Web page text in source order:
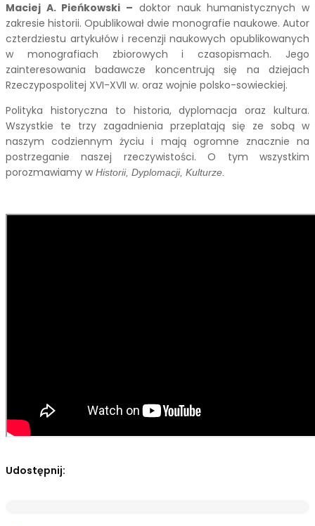
Maciej A. Pieńkowski – doktor nauk humanistycznych w
zakresie historii. Opublikował dwie monografie naukowe. Autor
czterdziestu artykułów i recenzji naukowych opublikowanych
w monografiach zbiorowych i czasopismach. Jego
zainteresowania badawcze koncentrują się na dziejach
Rzeczypospolitej XVI-XVII w. oraz wojnie polsko-sowieckiej.
Polityka historyczna to historia, dyplomacja oraz kultura.
Wszystkie te trzy zagadnienia przeplatają się ze sobą w
naszym codziennym życiu i mają ogromne znacznie na
postrzeganie naszej rzeczywistości. O tym wszystkim
porozmawiamy w Historii, Dyplomacji, Kulturze.
Udostępnij: